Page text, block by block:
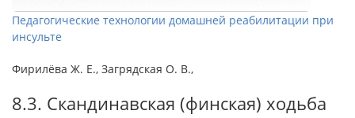
Педагогические технологии домашней реабилитации при
инсульте
Фирилёва Ж. Е., Загрядская О. В.,
8.3. Скандинавская (финская) ходьба